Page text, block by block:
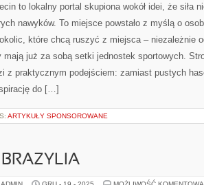
to lokalny portal skupiona wokół idei, że siła
nawyków. To miejsce powstało z myślą o
które chcą ruszyć z miejsca – niezależnie
już za sobą setki jednostek sportowych.
z praktycznym podejściem: zamiast pustych
do […]
ARTYKUŁY SPONSOROWANE